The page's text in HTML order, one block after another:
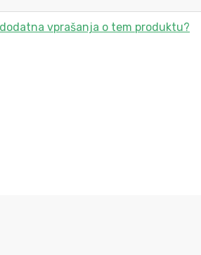
vprašanja o tem produktu?